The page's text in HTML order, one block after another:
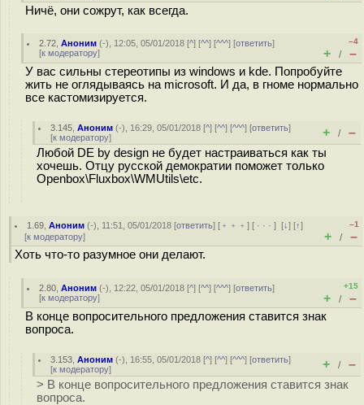
Ничё, они сожрут, как всегда.
2.72 ,Аноним (-), 12:05, 05/01/2018 [^] [^^] [^^^] [ответить]
[к модератору]
–4
+ / –
У вас сильны стереотипы из windows и kde. Попробуйте
жить не оглядываясь на microsoft. И да, в гноме нормально
все кастомизируется.
3.145 ,Аноним (-), 16:29, 05/01/2018 [^] [^^] [^^^] [ответить]
[к модератору] + / –
Любой DE by design не будет настраиваться как ты
хочешь. Отцу русской демократии поможет только
Openbox\Fluxbox\WMUtils\etc.
1.69 ,Аноним (-), 11:51, 05/01/2018 [ответить] [ ﹢﹢﹢] [ · · ·][↓] [↑]
[к модератору]
–1
+ / –
Хоть что-то разумное они делают.
2.80 ,Аноним (-), 12:22, 05/01/2018 [^] [^^] [^^^] [ответить]
[к модератору]
+15
+ / –
В конце вопросительного предложения ставится знак
вопроса.
3.153 ,Аноним (-), 16:55, 05/01/2018 [^] [^^] [^^^] [ответить]
[к модератору] + / –
> В конце вопросительного предложения ставится знак
вопроса.